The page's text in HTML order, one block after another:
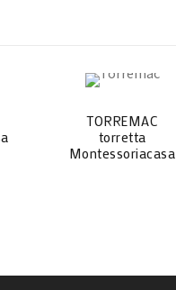
TORREMAC
torretta
Montessoriacasa